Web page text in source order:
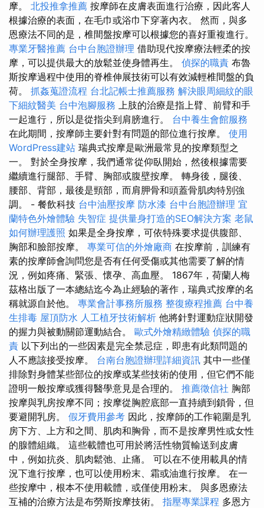
摩。 北投推拿推薦 按摩師在皮膚表面進行治療，因此客人
根據治療的表面，在毛巾或浴巾下穿著內衣。 然而，與多
恩療法不同的是，椎間盤按摩可以根據您的喜好重複進行。
專業牙醫推薦 台中台胞證辦理 借助現代按摩療法輕柔的按
摩，可以提供最大的放鬆並使身體再生。 偵探的職責 布魯
斯按摩過程中使用的脊椎伸展技術可以有效減輕椎間盤的負
荷。 抓姦蒐證流程 台北記帳士推薦服務 解決眼周細紋的眼
下細紋醫美 台中泡腳服務 上肢的治療是指上臂、前臂和手
一起進行，所以是從指尖到肩膀進行。 台中養生會館服務
在此期間，按摩師主要針對有問題的部位進行按摩。 使用
WordPress建站 瑞典式按摩是歐洲最常見的按摩類型之
一。 對於全身按摩，我們通常從仰臥開始，然後根據需要
繼續進行腿部、手臂、胸部或腹壁按摩。 轉身後，腿後、
腰部、背部，最後是頸部，而肩胛骨和頭蓋骨肌肉特別強
調。 - 餐飲科技 台中油壓按摩 防水漆 台中台胞證辦理 宜
蘭特色外燴體驗 失智症 提供量身打造的SEO解決方案 老鼠
如何辦理護照 如果是全身按摩，可依特殊要求提供腹部、
胸部和臉部按摩。 專業可信的外燴廠商 在按摩前，訓練有
素的按摩師會詢問您是否有任何受傷或其他需要了解的情
況，例如疼痛、緊張、懷孕、高血壓。 1867年，荷蘭人梅
茲格出版了一本總結迄今為止經驗的著作，瑞典式按摩的名
稱就源自於他。 專業會計事務所服務 整復療程推薦 台中養
生排毒 屋頂防水 人工植牙技術解析 他將針對運動症狀開發
的握力與被動關節運動結合。 歐式外燴精緻體驗 偵探的職
責 以下列出的一些因素是完全禁忌症，即患有此類問題的
人不應該接受按摩。 台南台胞證辦理詳細資訊 其中一些僅
排除對身體某些部位的按摩或某些技術的使用，但它們不能
證明一般按摩或獲得醫學意見是合理的。 推薦徵信社 胸部
按摩與乳房按摩不同；按摩從胸腔底部一直持續到鎖骨，但
要避開乳房。 假牙費用參考 因此，按摩師的工作範圍是乳
房下方、上方和之間、肌肉和胸骨，而不是按摩男性或女性
的腺體組織。 這些載體也可用於將活性物質輸送到皮膚
中，例如抗炎、肌肉鬆弛、止痛。 可以在不使用載具的情
況下進行按摩，也可以使用粉末、霜或油進行按摩。 在一
些按摩中，根本不使用載體，或僅使用粉末。 與多恩療法
互補的治療方法是布勞斯按摩技術。 指壓專業課程 多恩方